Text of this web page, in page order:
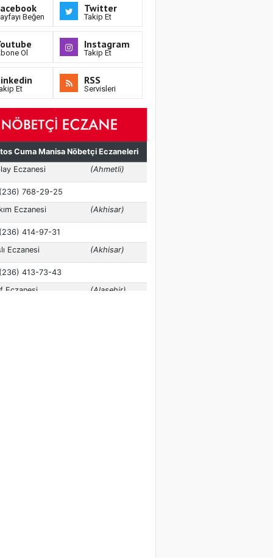
Beğen
Twitter
Takip Et
Ol
Instagram
Takip Et
Et
RSS
Servisleri